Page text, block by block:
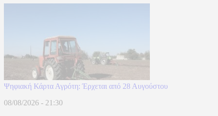
Ψηφιακή Κάρτα Αγρότη: Έρχεται από 28 Αυγούστου
08/08/2026 - 21:30